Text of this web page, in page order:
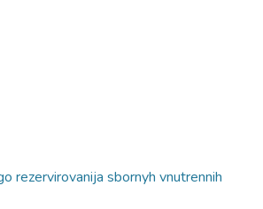
rezervirovanija sbornyh vnutrennih